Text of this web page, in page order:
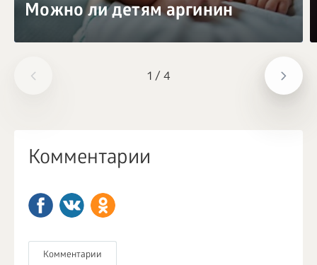
1 / 4
Можно ли детям аргинин
Комментарии
Комментарии